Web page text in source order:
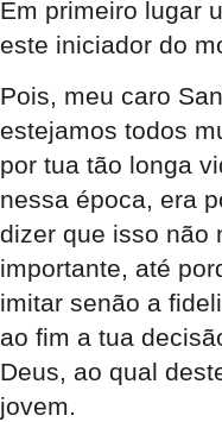
Em primeiro lugar
este iniciador do
Pois, meu caro
estejamos todos
por tua tão longa
nessa época, era
dizer que isso não
importante, até
imitar senão a
ao fim a tua
Deus, ao qual
jovem.